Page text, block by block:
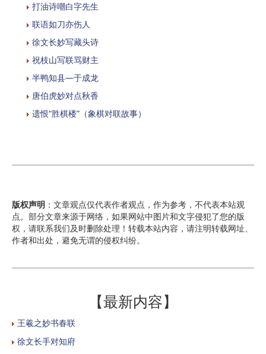
打油诗嘲白字先生
联语如刀亦伤人
徐文长妙写藏头诗
祝枝山写联骂财主
半鸭知县—于成龙
唐伯虎妙对点秋香
遗恨“胜棋楼”（象棋对联故事）
版权声明 ：文章观点仅代表作者观点，作为参考，不代表本站观
点。部分文章来源于网络，如果网站中图片和文字侵犯了您的版
权，请联系我们及时删除处理！转载本站内容，请注明转载网址、
作者和出处，避免无谓的侵权纠纷。
【最新内容】
王羲之妙书春联
徐文长手对知府